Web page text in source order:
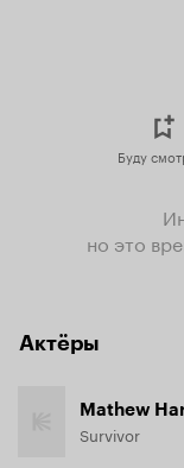
Буду
но это
Актёры
Mathew
Survivor